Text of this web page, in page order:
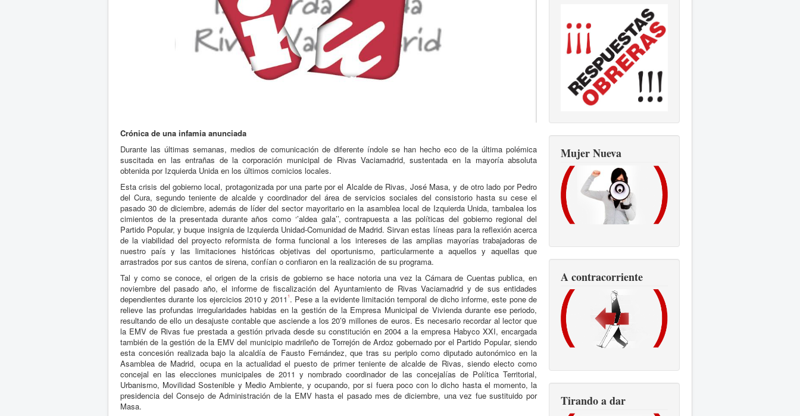
Crónica de una infamia anunciada
Durante las últimas semanas, medios de comunicación de diferente índole se han hecho eco de la última polémica
suscitada en las entrañas de la corporación municipal de Rivas Vaciamadrid, sustentada en la mayoría absoluta
obtenida por Izquierda Unida en los últimos comicios locales.
Esta crisis del gobierno local, protagonizada por una parte por el Alcalde de Rivas, José Masa, y de otro lado por Pedro
del Cura, segundo teniente de alcalde y coordinador del área de servicios sociales del consistorio hasta su cese el
pasado 30 de diciembre, además de líder del sector mayoritario en la asamblea local de Izquierda Unida, tambalea los
cimientos de la presentada durante años como ‘’aldea gala’’, contrapuesta a las políticas del gobierno regional del
Partido Popular, y buque insignia de Izquierda Unidad-Comunidad de Madrid. Sirvan estas líneas para la reflexión acerca
de la viabilidad del proyecto reformista de forma funcional a los intereses de las amplias mayorías trabajadoras de
nuestro país y las limitaciones históricas objetivas del oportunismo, particularmente a aquellos y aquellas que
arrastrados por sus cantos de sirena, confían o confiaron en la realización de su programa.
Tal y como se conoce, el origen de la crisis de gobierno se hace notoria una vez la Cámara de Cuentas publica, en
noviembre del pasado año, el informe de fiscalización del Ayuntamiento de Rivas Vaciamadrid y de sus entidades
dependientes durante los ejercicios 2010 y 2011 1 . Pese a la evidente limitación temporal de dicho informe, este pone de
relieve las profundas irregularidades habidas en la gestión de la Empresa Municipal de Vivienda durante ese periodo,
resultando de ello un desajuste contable que asciende a los 20’9 millones de euros. Es necesario recordar al lector que
la EMV de Rivas fue prestada a gestión privada desde su constitución en 2004 a la empresa Habyco XXI, encargada
también de la gestión de la EMV del municipio madrileño de Torrejón de Ardoz gobernado por el Partido Popular, siendo
esta concesión realizada bajo la alcaldía de Fausto Fernández, que tras su periplo como diputado autonómico en la
Asamblea de Madrid, ocupa en la actualidad el puesto de primer teniente de alcalde de Rivas, siendo electo como
concejal en las elecciones municipales de 2011 y nombrado coordinador de las concejalías de Política Territorial,
Urbanismo, Movilidad Sostenible y Medio Ambiente, y ocupando, por si fuera poco con lo dicho hasta el momento, la
presidencia del Consejo de Administración de la EMV hasta el pasado mes de diciembre, una vez fue sustituido por
Masa.
Mujer Nueva
A contracorriente
Tirando a dar